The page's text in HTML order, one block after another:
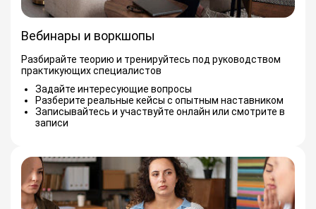
Вебинары и воркшопы
Разбирайте теорию и тренируйтесь под руководством
практикующих специалистов
Задайте интересующие вопросы
Разберите реальные кейсы с опытным наставником
Записывайтесь и участвуйте онлайн или смотрите в
записи